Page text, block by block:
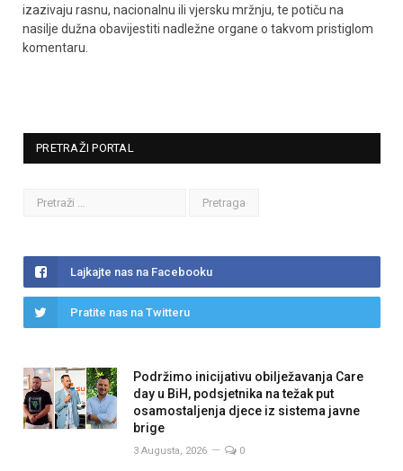
izazivaju rasnu, nacionalnu ili vjersku mržnju, te potiču na
nasilje dužna obavijestiti nadležne organe o takvom pristiglom
komentaru.
PRETRAŽI PORTAL
Lajkajte nas na Facebooku
Pratite nas na Twitteru
Podržimo inicijativu obilježavanja Care
day u BiH, podsjetnika na težak put
osamostaljenja djece iz sistema javne
brige
3 Augusta, 2026 0